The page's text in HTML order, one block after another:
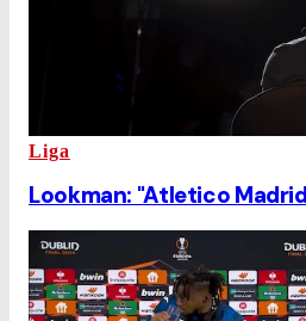
Liga
Lookman: "Atletico